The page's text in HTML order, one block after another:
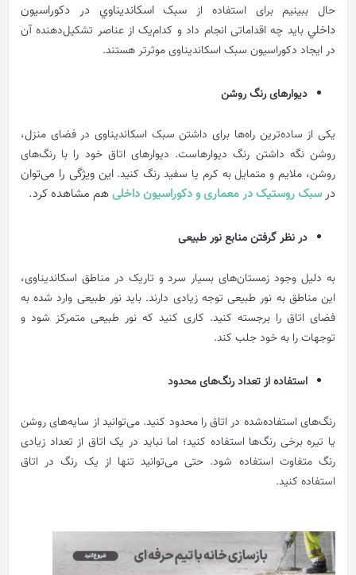
حال ببینیم برای استفاده از سبک اسکانديناوي در دکوراسيون
داخليباید چه اقداماتی انجام داد و کدام‌یک از عناصر تشکیل‌دهنده آن
در ایجاد دکوراسیون سبک اسکاندیناوی موثرتر هستند.
دیوارهای رنگ روشن
یکی از ساده‌ترین راه‌ها برای داشتن سبک اسکاندیناوی در فضای منزل،
روشن نگه داشتن رنگ دیوارهاست. دیوارهای اتاق خود را با رنگ‌های
روشن، ملایم و متمایل به کرم یا سفید رنگ کنید.این ویژگی را می‌توان
درسبک روستیک در معماری و دکوراسیون داخلیهم مشاهده کرد.
در نظر گرفتن منابع نور طبیعی
به دلیل وجود زمستان‌های بسیار سرد و تاریک در مناطق اسکاندیناوی،
این مناطق به نور طبیعی توجه زیادی دارند. باید نور طبیعی وارد شده به
فضای اتاق را برجسته کنید. کاری کنید که نور طبیعی متمرکز شود و
توجهات را به خود جلب کند.
استفاده از تعداد رنگ‌های محدود
رنگ‌های استفاده‌شده در اتاق را محدود کنید. می‌توانید از سایه‌های روشن
یا تیره برخی رنگ‌ها استفاده کنید؛ اما نباید در یک اتاق از تعداد زیادی
رنگ متفاوت استفاده شود. حتی می‌توانید تنها از یک رنگ در اتاق
استفاده کنید.